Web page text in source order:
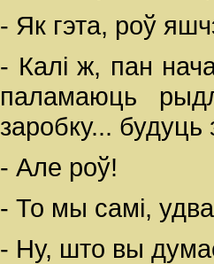
- Як гэта, роў
- Калі ж, пан
паламаюць
заробку...
- Але роў!
- То мы самі,
- Ну, што вы